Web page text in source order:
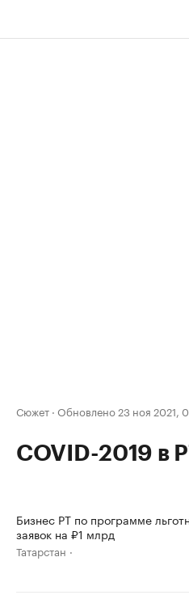
Сюжет · Обновлено 23 ноя 2021,
COVID-2019 в
Бизнес РТ по программе
заявок на ₽1 млрд
Татарстан